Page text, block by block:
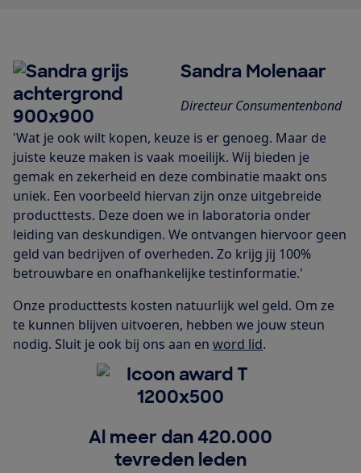
Sandra Molenaar
Directeur Consumentenbond
'Wat je ook wilt kopen, keuze is er genoeg. Maar de
juiste keuze maken is vaak moeilijk. Wij bieden je
gemak en zekerheid en deze combinatie maakt ons
uniek. Een voorbeeld hiervan zijn onze uitgebreide
producttests. Deze doen we in laboratoria onder
leiding van deskundigen. We ontvangen hiervoor geen
geld van bedrijven of overheden. Zo krijg jij 100%
betrouwbare en onafhankelijke testinformatie.'
Onze producttests kosten natuurlijk wel geld. Om ze
te kunnen blijven uitvoeren, hebben we jouw steun
nodig. Sluit je ook bij ons aan en word lid.
Al meer dan 420.000
tevreden leden